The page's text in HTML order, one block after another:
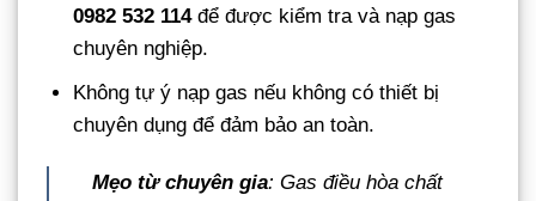
0982 532 114để được kiểm tra và nạp gas
chuyên nghiệp.
Không tự ý nạp gas nếu không có thiết bị
chuyên dụng để đảm bảo an toàn.
Mẹo từ chuyên gia: Gas điều hòa chất